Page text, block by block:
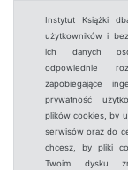
Instytut Książki
użytkowników i
ich danych
odpowiednie
zapobiegające
prywatność
plików cookies, by
serwisów oraz do
chcesz, by pliki
Twoim dysku